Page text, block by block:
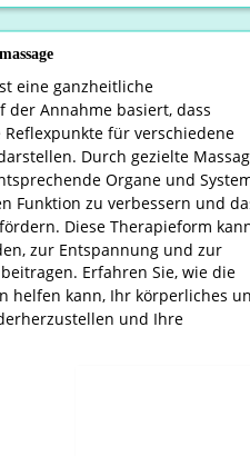
eine ganzheitliche
der Annahme basiert, dass
für verschiedene
Durch gezielte
Organe und
Funktion zu verbessern und
Diese Therapieform
zur Entspannung und zur
Erfahren Sie, wie die
helfen kann, Ihr körperliches
und Ihre